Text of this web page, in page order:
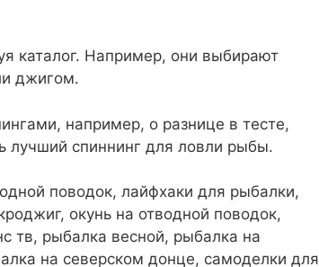
каталог. Например, они выбирают
джигом.
например, о разнице в тесте,
лучший спиннинг для ловли рыбы.
поводок, лайфхаки для рыбалки,
окунь на отводной поводок,
тв, рыбалка весной, рыбалка на
на северском донце, самоделки для